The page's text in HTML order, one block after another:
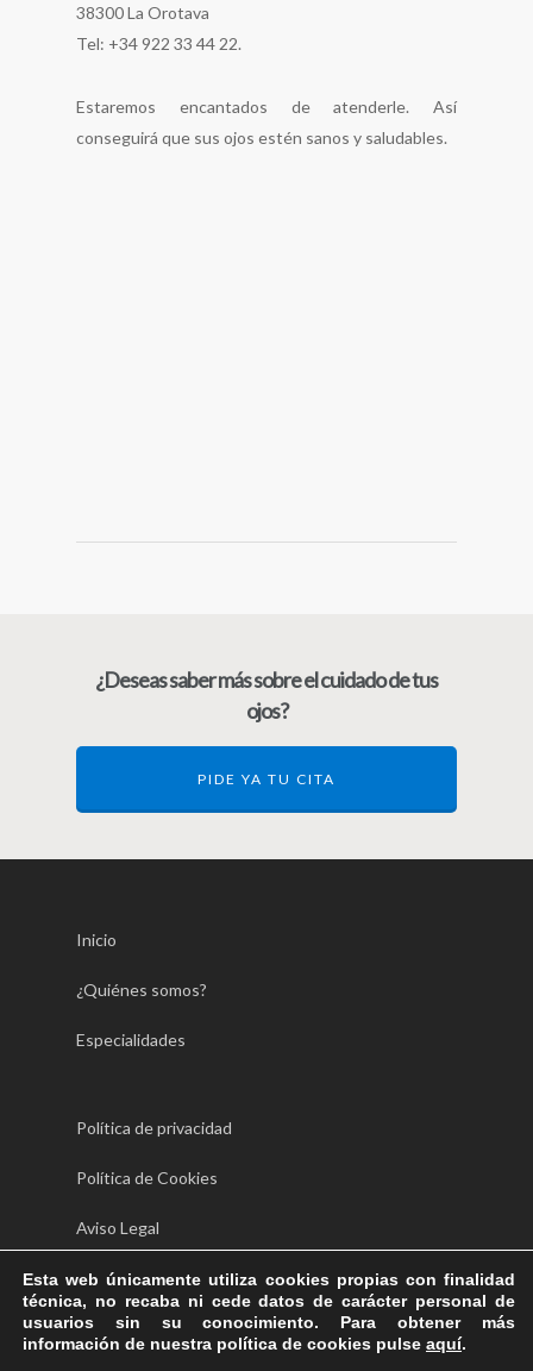
38300 La Orotava
Tel: +34 922 33 44 22.
Estaremos encantados de atenderle. Así
conseguirá que sus ojos estén sanos y saludables.
¿Deseas saber más sobre el cuidado de tus
ojos?
PIDE YA TU CITA
Inicio
¿Quiénes somos?
Especialidades
Política de privacidad
Política de Cookies
Aviso Legal
Horario:
Lunes – Viernes
Esta web únicamente utiliza cookies propias con finalidad
técnica, no recaba ni cede datos de carácter personal de
usuarios sin su conocimiento. Para obtener más
información de nuestra política de cookies pulse aquí.